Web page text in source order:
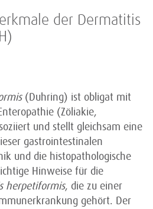
der Dermatitis
(Duhring) ist obligat mit
(Zöliakie,
und stellt gleichsam eine
gastrointestinalen
und die histopathologische
Hinweise für die
herpetiformis, die zu einer
gehört. Der